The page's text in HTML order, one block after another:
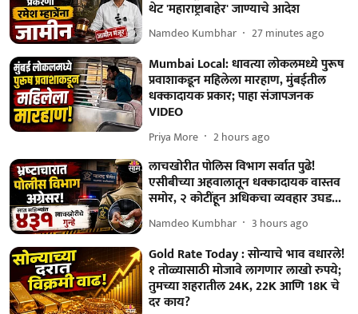
थेट 'महाराष्ट्राबाहेर' जाण्याचे आदेश
Namdeo Kumbhar 27 minutes ago
Mumbai Local: धावत्या लोकलमध्ये पुरूष
प्रवाशाकडून महिलेला मारहाण, मुंबईतील
धक्कादायक प्रकार; पाहा संजापजनक
VIDEO
Priya More 2 hours ago
लाचखोरीत पोलिस विभाग सर्वात पुढे!
एसीबीच्या अहवालातून धक्कादायक वास्तव
समोर, २ कोटींहून अधिकचा व्यवहार उघड...
Namdeo Kumbhar 3 hours ago
Gold Rate Today : सोन्याचे भाव वधारले!
१ तोळ्यासाठी मोजावे लागणार लाखो रुपये;
तुमच्या शहरातील 24K, 22K आणि 18K चे
दर काय?